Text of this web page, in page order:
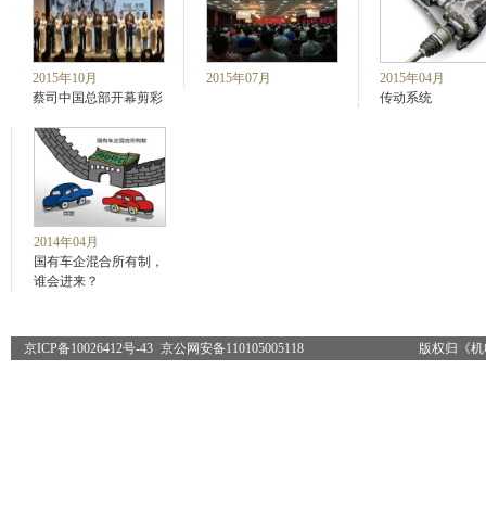
2015年10月
蔡司中国总部开幕剪彩
2015年07月
2015年04月
传动系统
2014年04月
国有车企混合所有制，
谁会进来？
版权归《
京ICP备10026412号-43 京公网安备110105005118